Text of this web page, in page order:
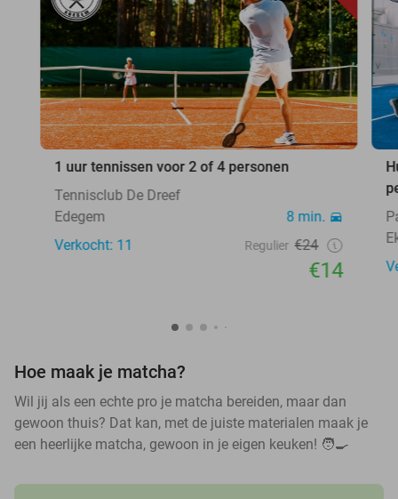
1 uur tennissen voor 2 of 4 personen
Tennisclub De Dreef
Edegem
8 min.
Verkocht: 11
Regulier €24
€14
Hoe maak je matcha?
Wil jij als een echte pro je matcha bereiden, maar dan
gewoon thuis? Dat kan, met de juiste materialen maak je
een heerlijke matcha, gewoon in je eigen keuken! 🧑🍳